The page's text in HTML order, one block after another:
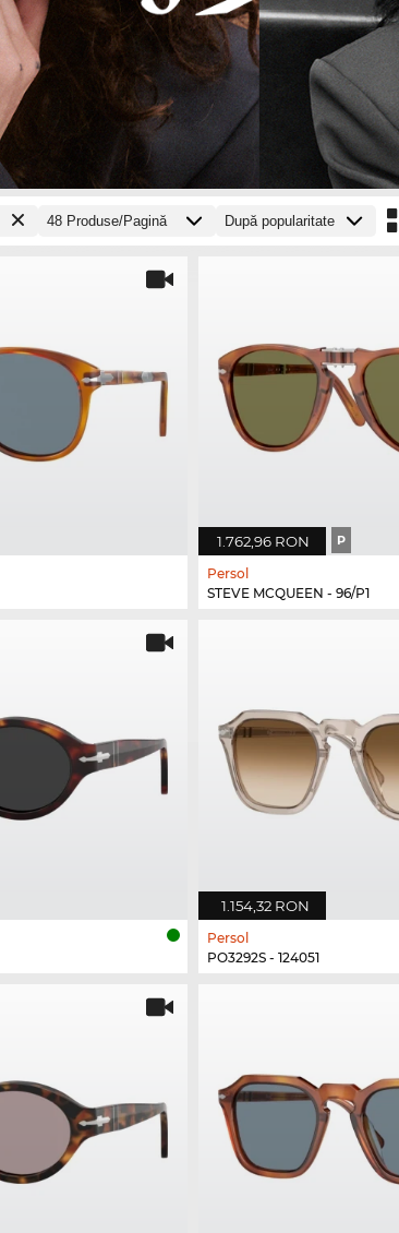
1.762,96 RON P
Persol
STEVE MCQUEEN - 96/P1
1.154,32 RON
Persol
PO3292S - 124051